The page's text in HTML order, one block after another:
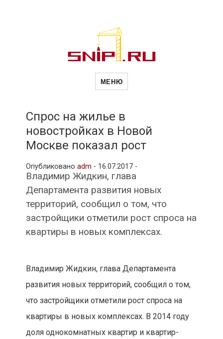
Новости
и
МЕНЮ
Спрос на жилье в
новостройках в Новой
Москве показал рост
Опубликовано adm - 16.07.2017 -
Владимир Жидкин, глава
Департамента развития новых
территорий, сообщил о том, что
застройщики отметили рост спроса на
квартиры в новых комплексах.
Владимир Жидкин, глава Департамента
развития новых территорий, сообщил о том,
что застройщики отметили рост спроса на
квартиры в новых комплексах. В 2014 году
доля однокомнатных квартир и квартир-